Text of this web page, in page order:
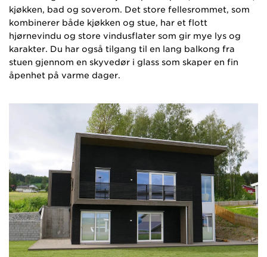
kjøkken, bad og soverom. Det store fellesrommet, som
kombinerer både kjøkken og stue, har et flott
hjørnevindu og store vindusflater som gir mye lys og
karakter. Du har også tilgang til en lang balkong fra
stuen gjennom en skyvedør i glass som skaper en fin
åpenhet på varme dager.